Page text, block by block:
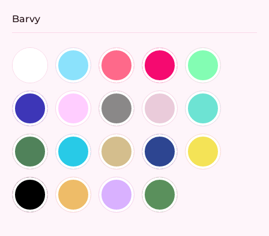
Barvy